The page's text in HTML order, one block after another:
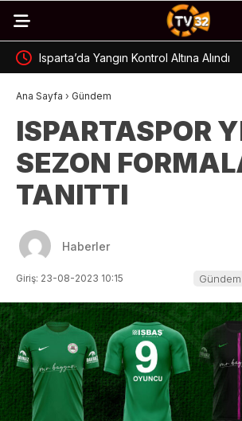
Isparta’da Yangın Kontrol Altına Alındı
Ana Sayfa › Gündem
ISPARTASPOR
SEZON
TANITTI
Haberler
Giriş: 23-08-2023 10:15 Gündem